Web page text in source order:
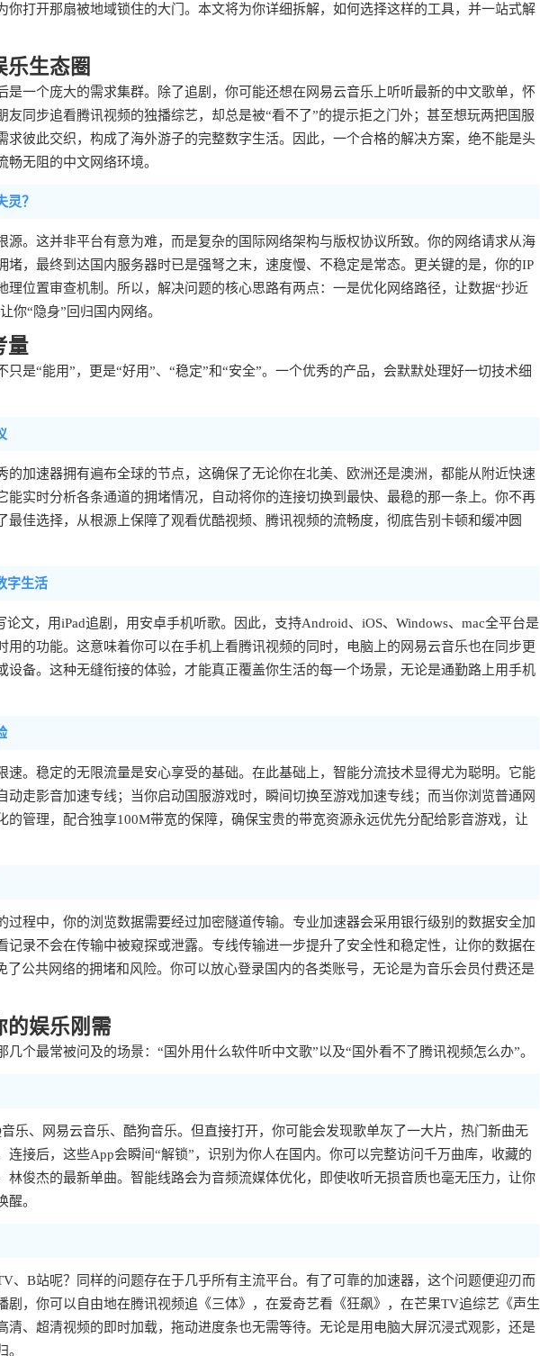
你打开那扇被地域锁住的大门。本文将为你详细拆解，如何选择这样的工具，并一站式解
生态圈
是一个庞大的需求集群。除了追剧，你可能还想在网易云音乐上听听最新的中文歌单，怀
同步追看腾讯视频的独播综艺，却总是被“看不了”的提示拒之门外；甚至想玩两把国服
求彼此交织，构成了海外游子的完整数字生活。因此，一个合格的解决方案，绝不能是头
无阻的中文网络环境。
？
源。这并非平台有意为难，而是复杂的国际网络架构与版权协议所致。你的网络请求从海
，最终到达国内服务器时已是强弩之末，速度慢、不稳定是常态。更关键的是，你的IP
位置审查机制。所以，解决问题的核心思路有两点：一是优化网络路径，让数据“抄近
你“隐身”回归国内网络。
量
是“能用”，更是“好用”、“稳定”和“安全”。一个优秀的产品，会默默处理好一切技术细
的加速器拥有遍布全球的节点，这确保了无论你在北美、欧洲还是澳洲，都能从附近快速
能实时分析各条通道的拥堵情况，自动将你的连接切换到最快、最稳的那一条上。你不再
最佳选择，从根源上保障了观看优酷视频、腾讯视频的流畅度，彻底告别卡顿和缓冲圆
字生活
文，用iPad追剧，用安卓手机听歌。因此，支持Android、iOS、Windows、mac全平台是
的功能。这意味着你可以在手机上看腾讯视频的同时，电脑上的网易云音乐也在同步更
设备。这种无缝衔接的体验，才能真正覆盖你生活的每一个场景，无论是通勤路上用手机
速。稳定的无限流量是安心享受的基础。在此基础上，智能分流技术显得尤为聪明。它能
动走影音加速专线；当你启动国服游戏时，瞬间切换至游戏加速专线；而当你浏览普通网
的管理，配合独享100M带宽的保障，确保宝贵的带宽资源永远优先分配给影音游戏，让
程中，你的浏览数据需要经过加密隧道传输。专业加速器会采用银行级别的数据安全加
录不会在传输中被窥探或泄露。专线传输进一步提升了安全性和稳定性，让你的数据在
了公共网络的拥堵和风险。你可以放心登录国内的各类账号，无论是为音乐会员付费还是
的娱乐刚需
个最常被问及的场景：“国外用什么软件听中文歌”以及“国外看不了腾讯视频怎么办”。
乐、网易云音乐、酷狗音乐。但直接打开，你可能会发现歌单灰了一大片，热门新曲无
接后，这些App会瞬间“解锁”，识别为你人在国内。你可以完整访问千万曲库，收藏的
林俊杰的最新单曲。智能线路会为音频流媒体优化，即使收听无损音质也毫无压力，让你
。
、B站呢？同样的问题存在于几乎所有主流平台。有了可靠的加速器，这个问题便迎刃而
剧，你可以自由地在腾讯视频追《三体》，在爱奇艺看《狂飙》，在芒果TV追综艺《声生
清、超清视频的即时加载，拖动进度条也无需等待。无论是用电脑大屏沉浸式观影，还是